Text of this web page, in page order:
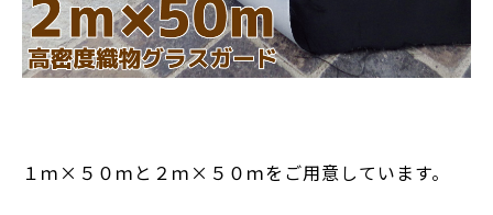
１ｍ×５０ｍと２ｍ×５０ｍをご用意しています。